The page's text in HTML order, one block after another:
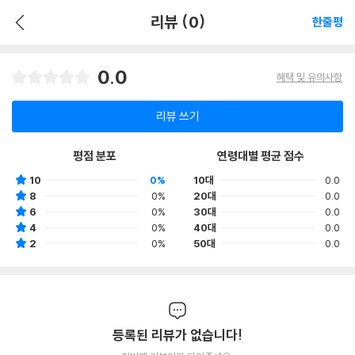
리뷰 (0) 한줄평
0.0 혜택 및 유의사항
리뷰 쓰기
평점 분포
10
0%
8
0%
6
0%
4
0%
2
0%
연령대별 평균 점수
10대
0.0
20대
0.0
30대
0.0
40대
0.0
50대
0.0
등록된 리뷰가 없습니다!